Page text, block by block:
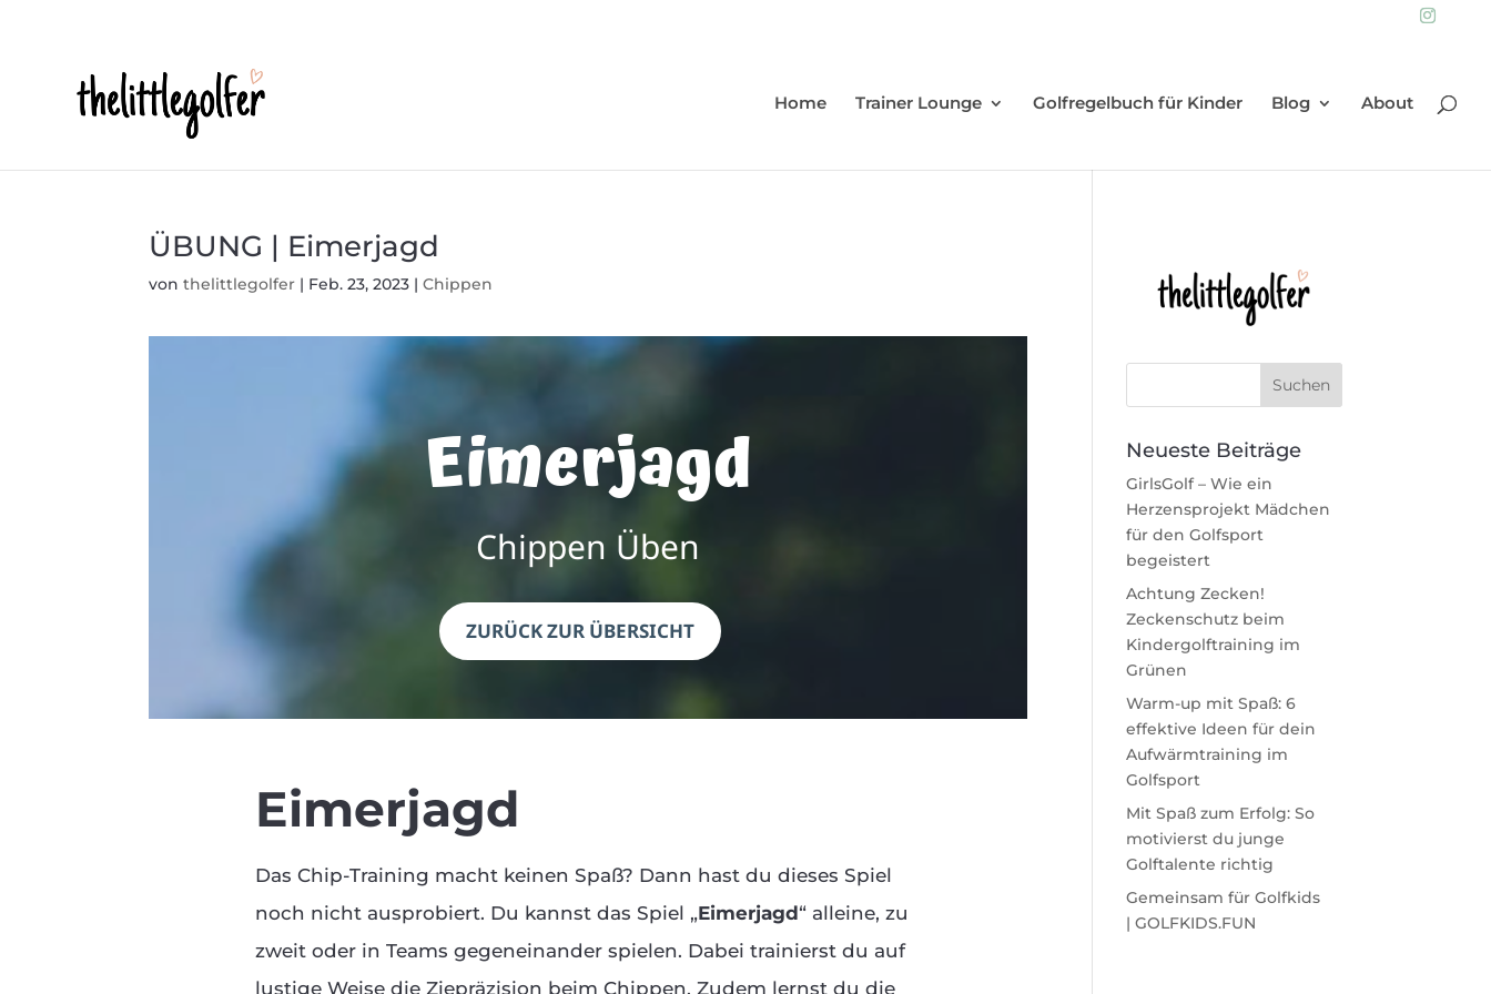
Home Trainer Lounge Golfregelbuch für Kinder Blog About
ÜBUNG | Eimerjagd
vonthelittlegolfer | Feb. 23, 2023 |Chippen
Eimerjagd
Chippen Üben
ZURÜCK ZUR ÜBERSICHT
Eimerjagd
Das Chip-Training macht keinen Spaß? Dann hast du dieses Spiel
noch nicht ausprobiert. Du kannst das Spiel „Eimerjagd“ alleine, zu
zweit oder in Teams gegeneinander spielen. Dabei trainierst du auf
lustige Weise die Ziepräzision beim Chippen. Zudem lernst du die
Neueste Beiträge
GirlsGolf – Wie ein
Herzensprojekt Mädchen
für den Golfsport
begeistert
Achtung Zecken!
Zeckenschutz beim
Kindergolftraining im
Grünen
Warm-up mit Spaß: 6
effektive Ideen für dein
Aufwärmtraining im
Golfsport
Mit Spaß zum Erfolg: So
motivierst du junge
Golftalente richtig
Gemeinsam für Golfkids
| GOLFKIDS.FUN